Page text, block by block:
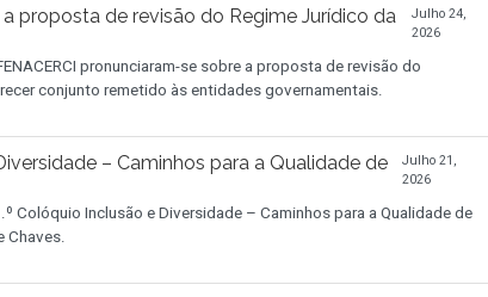
a proposta de revisão do Regime Jurídico da
Julho 24,
2026
pronunciaram-se sobre a proposta de revisão do
conjunto remetido às entidades governamentais.
– Caminhos para a Qualidade de
Julho 21,
2026
Colóquio Inclusão e Diversidade – Caminhos para a Qualidade de
Chaves.